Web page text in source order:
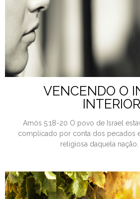
VENCENDO O
INTERIOR
Amós 5:18-20 O povo de Israel
complicado por conta dos pecados
religiosa daquela nação.